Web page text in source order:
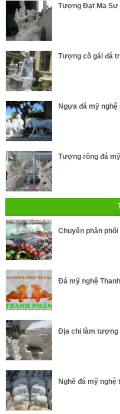
Tượng Đạt Ma Sư
Tượng cô gái đá
Ngựa đá mỹ nghệ
Tượng rồng đá
Chuyên phân
Đá mỹ nghệ
Địa chỉ làm tượng
Nghề đá mỹ